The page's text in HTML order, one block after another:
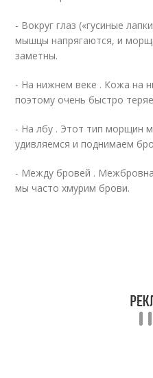
- Вокруг глаз («гусиные
мышцы напрягаются, и
заметны.
- На нижнем веке . Кожа на
поэтому очень быстро
- На лбу . Этот тип морщин
удивляемся и поднимаем
- Между бровей .
мы часто хмурим брови.